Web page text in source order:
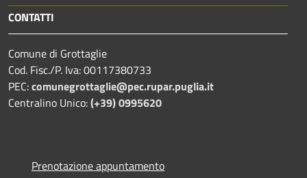
CONTATTI
Comune di Grottaglie
Cod. Fisc./P. Iva: 00117380733
PEC:comunegrottaglie@pec.rupar.puglia.it
Centralino Unico:(+39) 0995620
Prenotazione appuntamento